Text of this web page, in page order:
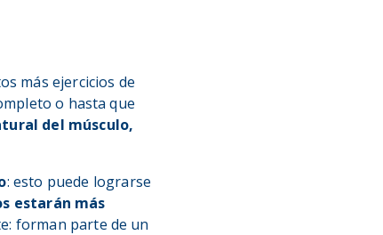
más ejercicios de
o hasta que
del músculo,
: esto puede lograrse
estarán más
forman parte de un